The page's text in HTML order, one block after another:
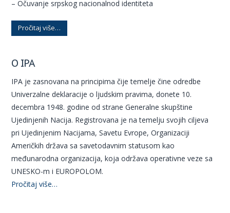
– Očuvanje srpskog nacionalnod identiteta
Pročitaj više…
O IPA
IPA je zasnovana na principima čije temelje čine odredbe
Univerzalne deklaracije o ljudskim pravima, donete 10.
decembra 1948. godine od strane Generalne skupštine
Ujedinjenih Nacija. Registrovana je na temelju svojih ciljeva
pri Ujedinjenim Nacijama, Savetu Evrope, Organizaciji
Američkih država sa savetodavnim statusom kao
međunarodna organizacija, koja održava operativne veze sa
UNESKO-m i EUROPOLOM.
Pročitaj više…